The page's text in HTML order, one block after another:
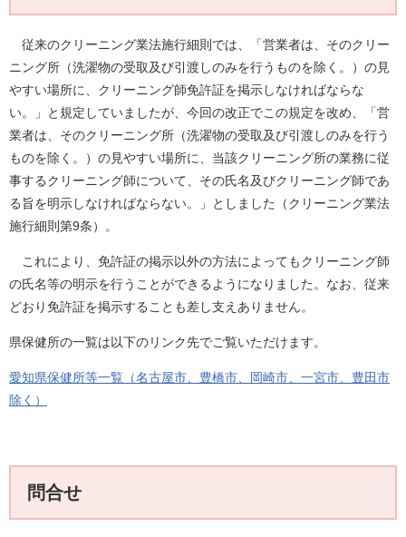
従来のクリーニング業法施行細則では、「営業者は、そのクリー
ニング所（洗濯物の受取及び引渡しのみを行うものを除く。）の見
やすい場所に、クリーニング師免許証を掲示しなければならな
い。」と規定していましたが、今回の改正でこの規定を改め、「営
業者は、そのクリーニング所（洗濯物の受取及び引渡しのみを行う
ものを除く。）の見やすい場所に、当該クリーニング所の業務に従
事するクリーニング師について、その氏名及びクリーニング師であ
る旨を明示しなければならない。」としました（クリーニング業法
施行細則第9条）。
これにより、免許証の掲示以外の方法によってもクリーニング師
の氏名等の明示を行うことができるようになりました。なお、従来
どおり免許証を掲示することも差し支えありません。
県保健所の一覧は以下のリンク先でご覧いただけます。
愛知県保健所等一覧（名古屋市、豊橋市、岡崎市、一宮市、豊田市
除く）
問合せ